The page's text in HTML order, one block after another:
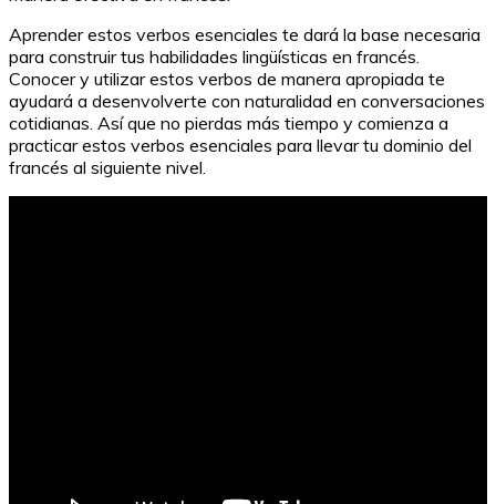
Aprender estos verbos esenciales te dará la base necesaria
para construir tus habilidades lingüísticas en francés.
Conocer y utilizar estos verbos de manera apropiada te
ayudará a desenvolverte con naturalidad en conversaciones
cotidianas. Así que no pierdas más tiempo y comienza a
practicar estos verbos esenciales para llevar tu dominio del
francés al siguiente nivel.